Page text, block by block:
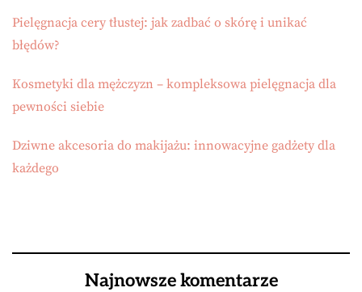
Pielęgnacja cery tłustej: jak zadbać o skórę i unikać
błędów?
Kosmetyki dla mężczyzn – kompleksowa pielęgnacja dla
pewności siebie
Dziwne akcesoria do makijażu: innowacyjne gadżety dla
każdego
Najnowsze komentarze